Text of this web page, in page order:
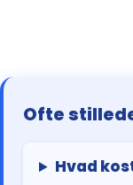
Ofte
Hvad